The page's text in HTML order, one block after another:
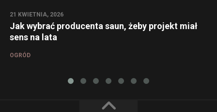
21 KWIETNIA, 2026
Jak wybrać producenta saun, żeby projekt miał
sens na lata
OGRÓD